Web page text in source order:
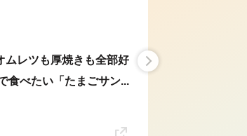
ムレツも厚焼きも全部好
食べたい「たまごサン...